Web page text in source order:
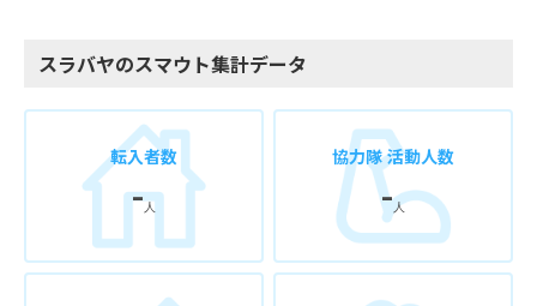
スラバヤのスマウト集計データ
転入者数
-人
協力隊 活動人数
-人